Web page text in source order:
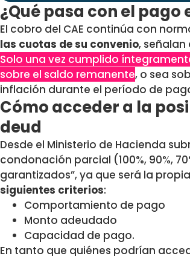
¿Qué pasa con el pago
El cobro del CAE continúa con
las cuotas de su convenio, señalan
Solo una vez cumplido
sobre el saldo remanente, o sea
inflación durante el período de
Cómo acceder a la
deud
Desde el Ministerio de Hacienda
condonación parcial (100%, 90%,
garantizados”, ya que será la
siguientes criterios:
Comportamiento de pago
Monto adeudado
Capacidad de pago.
En tanto que quiénes podrían